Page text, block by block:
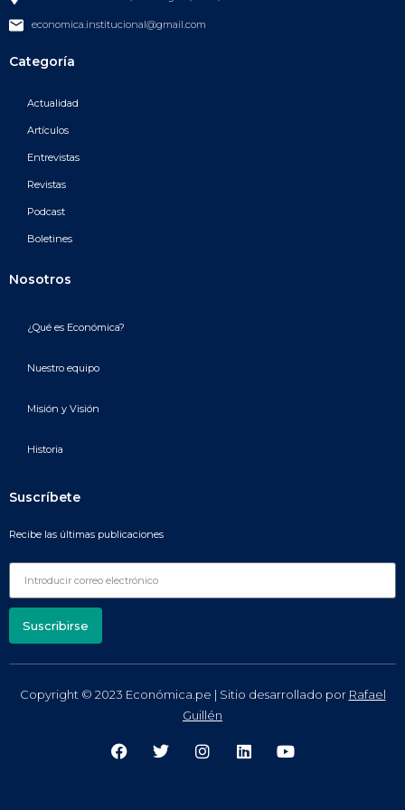
economica.institucional@gmail.com
Categoría
Actualidad
Artículos
Entrevistas
Revistas
Podcast
Boletines
Nosotros
¿Qué es Económica?
Nuestro equipo
Misión y Visión
Historia
Suscríbete
Recibe las últimas publicaciones
Suscribirse
Copyright © 2023 Económica.pe | Sitio desarrollado por Rafael
Guillén